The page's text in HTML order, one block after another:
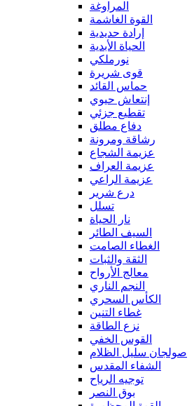
المراوغة
القوة الغاشمة
إرادة حديدية
الحياة الأبدية
نورملكي
قوى شريرة
حماس القائد
إنتعاش حيوي
تقطيع جزئي
دفاع مطلق
رشاقة ومرونة
عزيمة الشجاع
عزيمة العراف
عزيمة الراعي
درع شرير
تسلل
نار الحياة
السيف الطائر
الغطاء الصامت
الثقة والثبات
معالج الأرواح
النجم الناري
الكأس السحري
غطاء التنين
نزع الطاقة
القوس الخفي
صولجان سليل الظلام
الشفاء المقدس
توجيه الرياح
بوق النصر